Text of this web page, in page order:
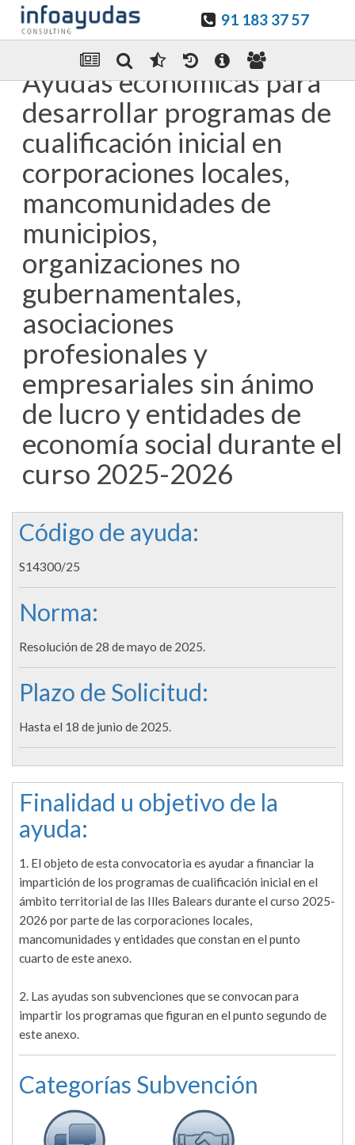
91 183 37 57
Enviar Por email
Ayudas económicas para
desarrollar programas de
cualificación inicial en
corporaciones locales,
mancomunidades de
municipios,
organizaciones no
gubernamentales,
asociaciones
profesionales y
empresariales sin ánimo
de lucro y entidades de
economía social durante el
curso 2025-2026
Código de ayuda:
S14300/25
Norma:
Resolución de 28 de mayo de 2025.
Plazo de Solicitud:
Hasta el 18 de junio de 2025.
Finalidad u objetivo de la
ayuda:
1. El objeto de esta convocatoria es ayudar a financiar la
impartición de los programas de cualificación inicial en el
ámbito territorial de las Illes Balears durante el curso 2025-
2026 por parte de las corporaciones locales,
mancomunidades y entidades que constan en el punto
cuarto de este anexo.
2. Las ayudas son subvenciones que se convocan para
impartir los programas que figuran en el punto segundo de
este anexo.
Categorías Subvención